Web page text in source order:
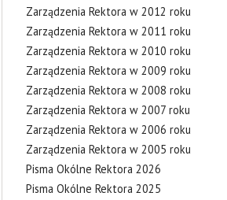
Zarządzenia Rektora w 2012 roku
Zarządzenia Rektora w 2011 roku
Zarządzenia Rektora w 2010 roku
Zarządzenia Rektora w 2009 roku
Zarządzenia Rektora w 2008 roku
Zarządzenia Rektora w 2007 roku
Zarządzenia Rektora w 2006 roku
Zarządzenia Rektora w 2005 roku
Pisma Okólne Rektora 2026
Pisma Okólne Rektora 2025